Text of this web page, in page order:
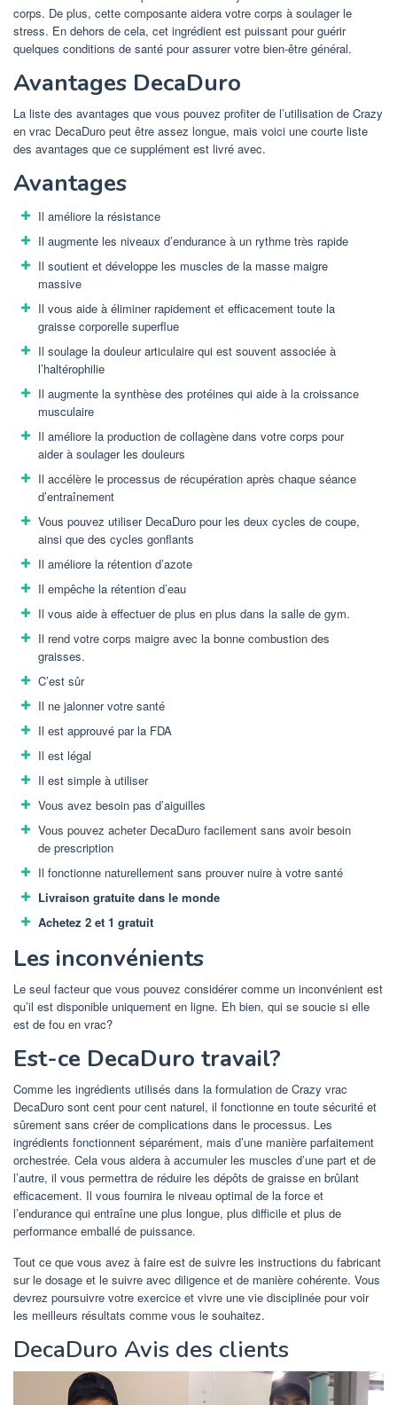
corps. De plus, cette composante aidera votre corps à soulager le
stress. En dehors de cela, cet ingrédient est puissant pour guérir
quelques conditions de santé pour assurer votre bien-être général.
Avantages DecaDuro
La liste des avantages que vous pouvez profiter de l’utilisation de Crazy
en vrac DecaDuro peut être assez longue, mais voici une courte liste
des avantages que ce supplément est livré avec.
Avantages
Il améliore la résistance
Il augmente les niveaux d’endurance à un rythme très rapide
Il soutient et développe les muscles de la masse maigre
massive
Il vous aide à éliminer rapidement et efficacement toute la
graisse corporelle superflue
Il soulage la douleur articulaire qui est souvent associée à
l’haltérophilie
Il augmente la synthèse des protéines qui aide à la croissance
musculaire
Il améliore la production de collagène dans votre corps pour
aider à soulager les douleurs
Il accélère le processus de récupération après chaque séance
d’entraînement
Vous pouvez utiliser DecaDuro pour les deux cycles de coupe,
ainsi que des cycles gonflants
Il améliore la rétention d’azote
Il empêche la rétention d’eau
Il vous aide à effectuer de plus en plus dans la salle de gym.
Il rend votre corps maigre avec la bonne combustion des
graisses.
C’est sûr
Il ne jalonner votre santé
Il est approuvé par la FDA
Il est légal
Il est simple à utiliser
Vous avez besoin pas d’aiguilles
Vous pouvez acheter DecaDuro facilement sans avoir besoin
de prescription
Il fonctionne naturellement sans prouver nuire à votre santé
Livraison gratuite dans le monde
Achetez 2 et 1 gratuit
Les inconvénients
Le seul facteur que vous pouvez considérer comme un inconvénient est
qu’il est disponible uniquement en ligne. Eh bien, qui se soucie si elle
est de fou en vrac?
Est-ce DecaDuro travail?
Comme les ingrédients utilisés dans la formulation de Crazy vrac
DecaDuro sont cent pour cent naturel, il fonctionne en toute sécurité et
sûrement sans créer de complications dans le processus. Les
ingrédients fonctionnent séparément, mais d’une manière parfaitement
orchestrée. Cela vous aidera à accumuler les muscles d’une part et de
l’autre, il vous permettra de réduire les dépôts de graisse en brûlant
efficacement. Il vous fournira le niveau optimal de la force et
l’endurance qui entraîne une plus longue, plus difficile et plus de
performance emballé de puissance.
Tout ce que vous avez à faire est de suivre les instructions du fabricant
sur le dosage et le suivre avec diligence et de manière cohérente. Vous
devrez poursuivre votre exercice et vivre une vie disciplinée pour voir
les meilleurs résultats comme vous le souhaitez.
DecaDuro Avis des clients